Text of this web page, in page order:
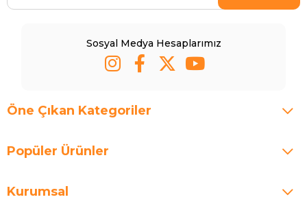
Sosyal Medya Hesaplarımız
Öne Çıkan Kategoriler
Popüler Ürünler
Kurumsal